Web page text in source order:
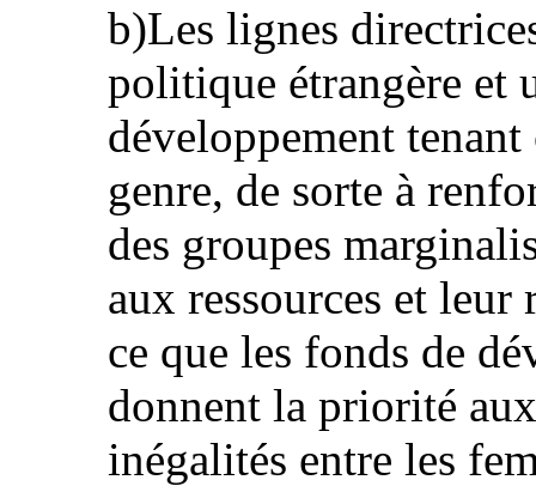
b)Les lignes
politique étrangère et
développement
genre, de sorte à
des groupes
aux ressources et
ce que les fonds de
donnent la priorité
inégalités entre les